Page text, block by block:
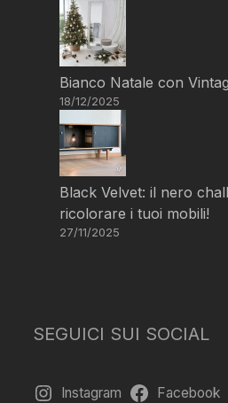
Bianco Natale con
18/12/2025
Black Velvet: il nero
ricolorare i tuoi mobili!
27/11/2025
SEGUICI SUI SOCIAL
Instagram Facebook